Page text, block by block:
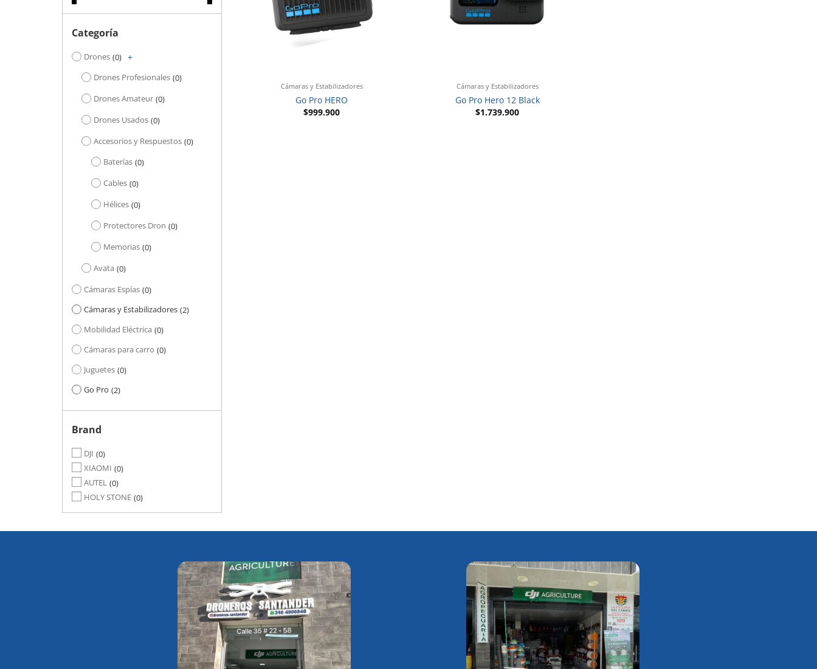
Categoría
Drones +
0
Drones Profesionales 0
Drones Amateur 0
Drones Usados 0
Accesorios y Respuestos 0
Baterías 0
Cables 0
Hélices 0
Protectores Dron 0
Memorias 0
Avata 0
Cámaras Espías 0
Cámaras y Estabilizadores 2
Mobilidad Eléctrica 0
Cámaras para carro 0
Juguetes 0
Go Pro 2
Brand
DJI 0
XIAOMI 0
AUTEL
0
HOLY STONE 0
Cámaras y Estabilizadores
Go Pro HERO
$999.900
Cámaras y Estabilizadores
Go Pro Hero 12 Black
$1.739.900